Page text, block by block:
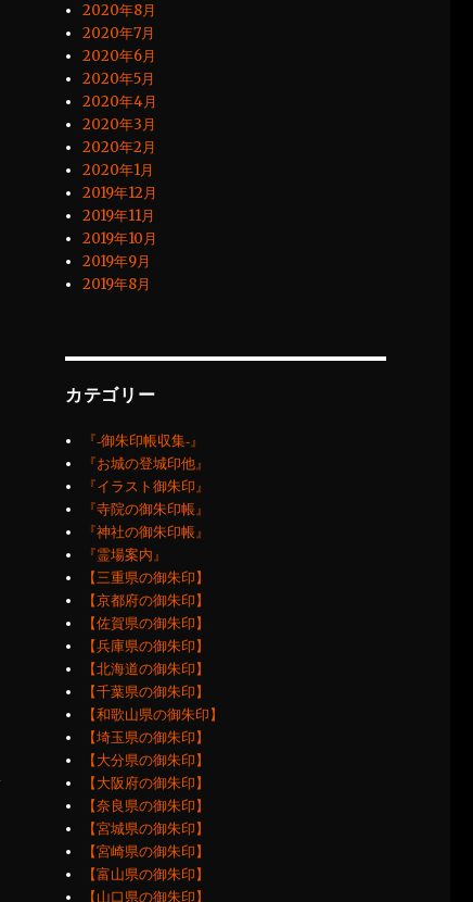
2020年8月
2020年7月
2020年6月
2020年5月
2020年4月
2020年3月
2020年2月
2020年1月
2019年12月
2019年11月
2019年10月
2019年9月
2019年8月
カテゴリー
『‐御朱印帳収集‐』
『お城の登城印他』
『イラスト御朱印』
『寺院の御朱印帳』
『神社の御朱印帳』
『霊場案内』
【三重県の御朱印】
【京都府の御朱印】
【佐賀県の御朱印】
【兵庫県の御朱印】
【北海道の御朱印】
【千葉県の御朱印】
【和歌山県の御朱印】
【埼玉県の御朱印】
【大分県の御朱印】
【大阪府の御朱印】
【奈良県の御朱印】
【宮城県の御朱印】
【宮崎県の御朱印】
【富山県の御朱印】
【山口県の御朱印】